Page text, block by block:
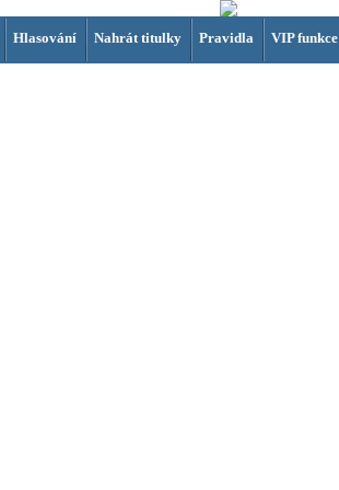
Hlasování Nahrát titulky Pravidla VIP funkce